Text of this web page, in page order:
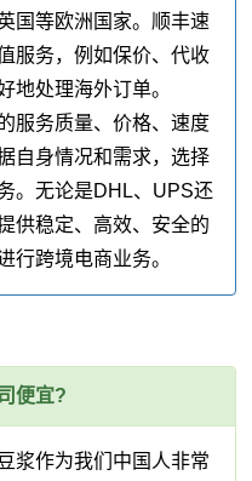
国等欧洲国家。顺丰速
服务，例如保价、代收
地处理海外订单。
服务质量、价格、速度
自身情况和需求，选择
。无论是DHL、UPS还
供稳定、高效、安全的
行跨境电商业务。
便宜?
浆作为我们中国人非常